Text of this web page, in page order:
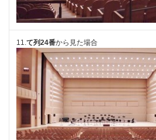
11.て列24番から見た場合